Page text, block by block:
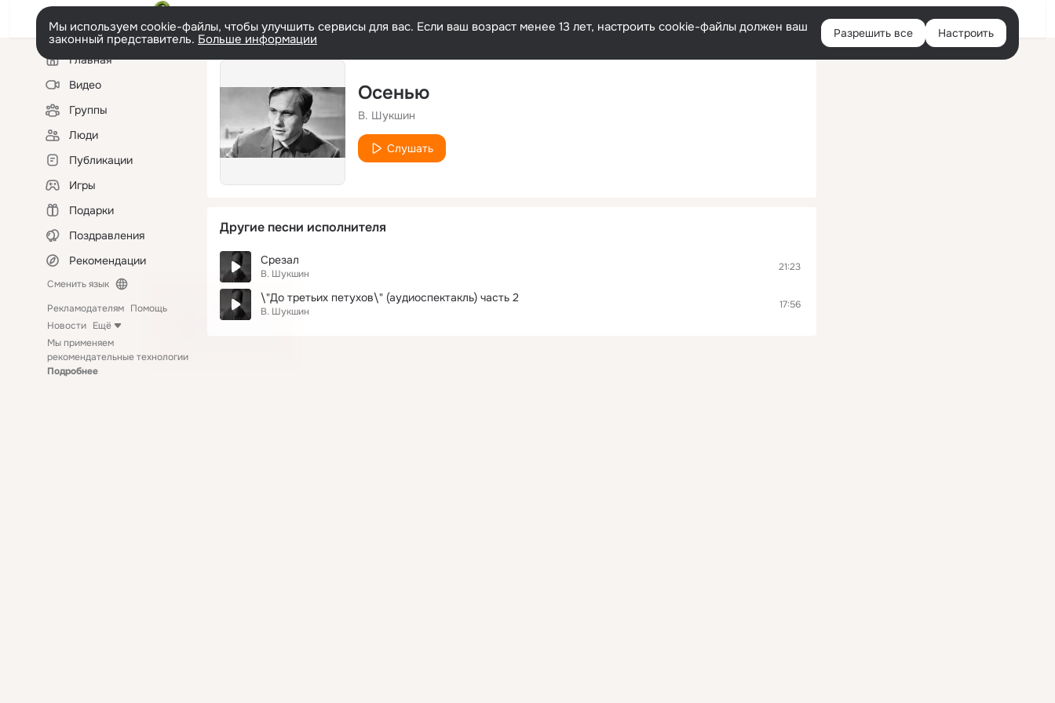
Войти
Мы используем cookie-файлы, чтобы улучшить сервисы для вас. Если ваш возраст менее 13 лет, настроить cookie-файлы должен ваш
законный представитель. Больше информации Разрешить все Настроить
Левая
колонкаГлавная
Видео
Группы
Люди
Публикации
Игры
Подарки
Поздравления
Рекомендации
Сменить язык
Рекламодателям Помощь
Новости Ещё
Мы применяем
рекомендательные технологии
Подробнее
Осенью
В. Шукшин
Слушать
Другие песни исполнителя
Срезал
В. Шукшин
21:23
\"До третьих петухов\" (аудиоспектакль) часть 2
В. Шукшин
17:56